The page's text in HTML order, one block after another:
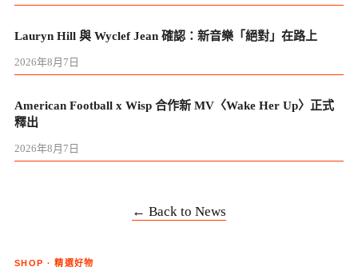
Lauryn Hill 與 Wyclef Jean 確認：新音樂「絕對」在路上
2026年8月7日
American Football x Wisp 合作新 MV〈Wake Her Up〉正式
釋出
2026年8月7日
← Back to News
SHOP · 精選好物